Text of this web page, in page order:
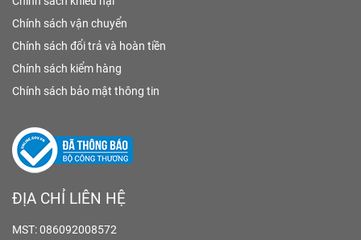
Chính sách vận chuyển
Chính sách đổi trả và hoàn tiền
Chính sách kiểm hàng
Chính sách bảo mật thông tin
ĐỊA CHỈ LIÊN HỆ
MST: 086092008572